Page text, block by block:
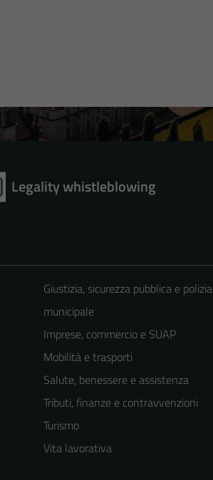
Legality whistleblowing
Giustizia, sicurezza pubblica e polizia
municipale
Imprese, commercio e SUAP
Mobilità e trasporti
Salute, benessere e assistenza
Tributi, finanze e contravvenzioni
Turismo
Vita lavorativa